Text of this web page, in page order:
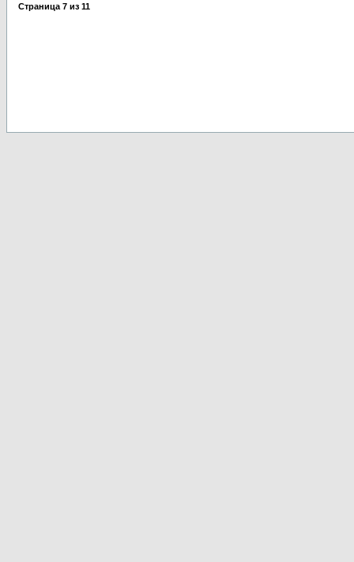
Страница 7 из 11